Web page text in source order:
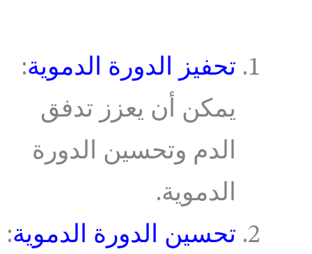
تحفيز الدورة الدموية:
يمكن أن يعزز تدفق
الدم وتحسين الدورة
الدموية.
تحسين الدورة الدموية: